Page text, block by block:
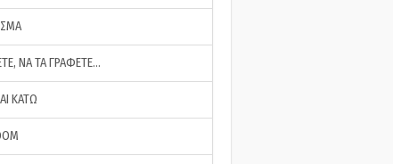
ΝΑ ΤΑ ΓΡΑΦΕΤΕ…
ΚΑΤΩ